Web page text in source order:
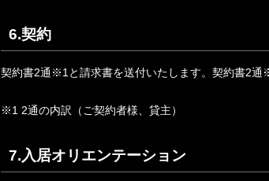
6.契約
契約書2通※1と請求書を送付いたします。契約書2通
※1 2通の内訳（ご契約者様、貸主）
7.入居オリエンテーション